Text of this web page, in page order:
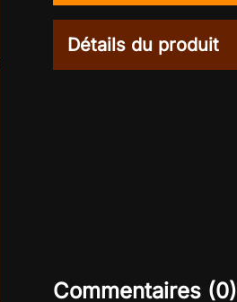
Détails du produit
Commentaires (0)